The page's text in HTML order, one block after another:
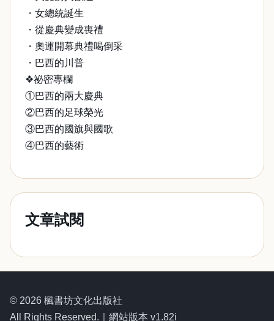
・女總統誕生
・從慶典變成喪禮
・奧運開幕典禮喝倒采
・巴西的川普
❖祕密專欄
①巴西的兩大慶典
②巴西的足球榮光
③巴西的國旗與國歌
④巴西的藝術
文章試閱
© 2026 楓書坊文化出版社
All Rights Reserved.｜網站版本 v1.82i